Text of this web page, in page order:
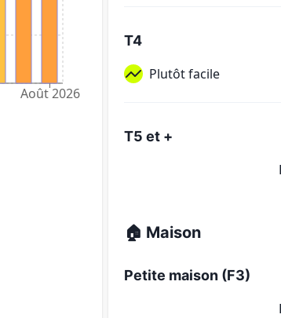
Août 2026
T4
Plutôt facile
T5 et +
🏠 Maison
Petite maison (F3)